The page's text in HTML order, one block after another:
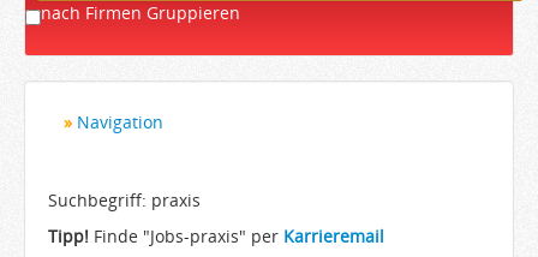
nach Firmen Gruppieren
Navigation
Bewerber
Arbeitgeber
Suchbegriff: praxis
Tipp! Finde "Jobs-praxis" per Karrieremail